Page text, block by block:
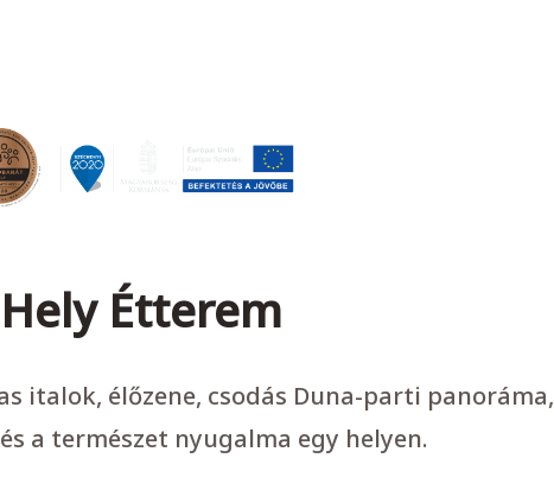
Étterem
italok, élőzene, csodás Duna-parti panoráma,
a természet nyugalma egy helyen.